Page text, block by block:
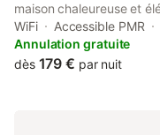
maison chaleureuse et
inoubliable, idéale pour
relaxation. Réservez dès
expérience unique où
WiFi Accessible PMR
Annulation gratuite
dès 179 € par nuit